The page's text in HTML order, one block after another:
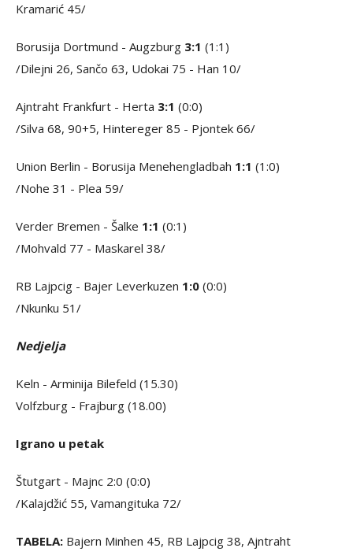
Kramarić 45/
Borusija Dortmund - Augzburg 3:1 (1:1)
/Dilejni 26, Sančo 63, Udokai 75 - Han 10/
Ajntraht Frankfurt - Herta 3:1 (0:0)
/Silva 68, 90+5, Hintereger 85 - Pjontek 66/
Union Berlin - Borusija Menehengladbah 1:1 (1:0)
/Nohe 31 - Plea 59/
Verder Bremen - Šalke 1:1 (0:1)
/Mohvald 77 - Maskarel 38/
RB Lajpcig - Bajer Leverkuzen 1:0 (0:0)
/Nkunku 51/
Nedjelja
Keln - Arminija Bilefeld (15.30)
Volfzburg - Frajburg (18.00)
Igrano u petak
Štutgart - Majnc 2:0 (0:0)
/Kalajdžić 55, Vamangituka 72/
TABELA: Bajern Minhen 45, RB Lajpcig 38, Ajntraht